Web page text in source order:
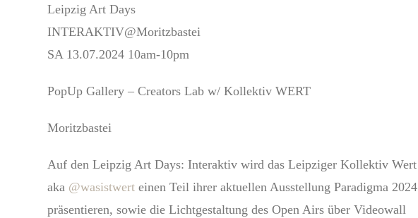
Leipzig Art Days
INTERAKTIV@Moritzbastei
SA 13.07.2024 10am-10pm
PopUp Gallery – Creators Lab w/ Kollektiv WERT
Moritzbastei
Auf den Leipzig Art Days: Interaktiv wird das Leipziger Kollektiv Wert
aka @wasistwert einen Teil ihrer aktuellen Ausstellung Paradigma 2024
präsentieren, sowie die Lichtgestaltung des Open Airs über Videowall